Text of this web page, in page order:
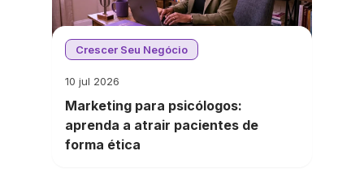
Crescer Seu Negócio
10 jul 2026
Marketing para psicólogos:
aprenda a atrair pacientes de
forma ética